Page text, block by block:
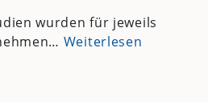
wurden für jeweils
Weiterlesen